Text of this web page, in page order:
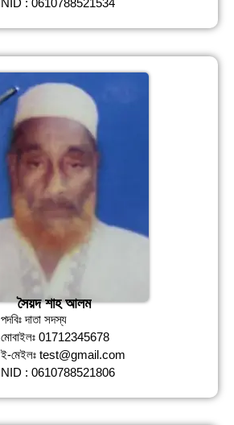
NID : 0610788521534
সৈয়দ শাহ আলম
পদবিঃ দাতা সদস্য
মোবাইলঃ 01712345678
ই-মেইলঃ test@gmail.com
NID : 0610788521806